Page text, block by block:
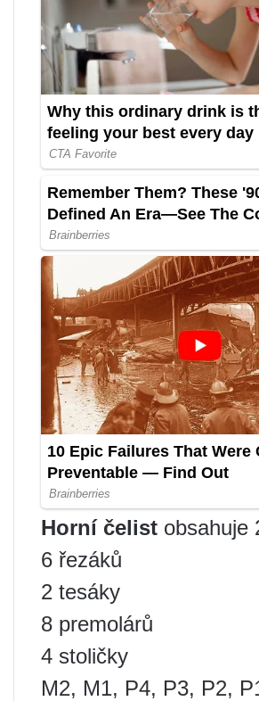
Horní čelist obsahuje
6 řezáků
2 tesáky
8 premolárů
4 stoličky
M2, M1, P4, P3, P2,